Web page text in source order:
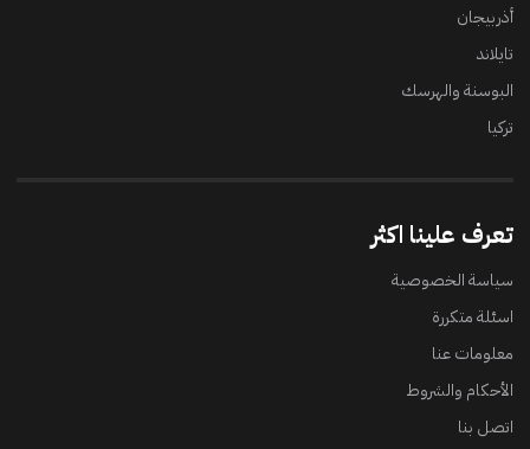
أذربيجان
تايلاند
البوسنة والهرسك
تركيا
تعرف علينا اكثر
سياسة الخصوصية
اسئلة متكررة
معلومات عنا
الأحكام والشروط
اتصل بنا